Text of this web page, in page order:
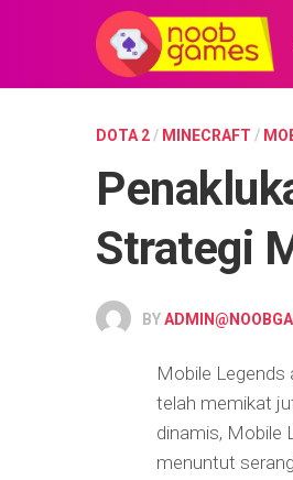
DOTA 2 / MINECRAFT /
Strategi
BY
Mobile Legends
telah memikat
dinamis, Mobile
menuntut